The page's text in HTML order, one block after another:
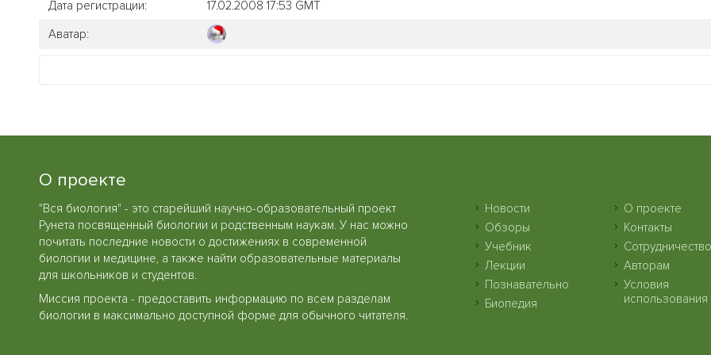
Дата регистрации:
17.02.2008 17:53 GMT
Аватар:
О проекте
"Вся биология" - это старейший научно-образовательный проект
Рунета посвященный биологии и родственным наукам. У нас можно
почитать последние новости о достижениях в современной
биологии и медицине, а также найти образовательные материалы
для школьников и студентов.
Миссия проекта - предоставить информацию по всем разделам
биологии в максимально доступной форме для обычного читателя.
Новости
Обзоры
Учебник
Лекции
Познавательно
Биопедия
О проекте
Контакты
Сотрудничество
Авторам
Условия
использования